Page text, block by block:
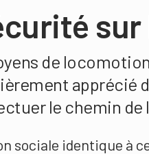
sur
de
apprécié
le chemin de
sociale identique à